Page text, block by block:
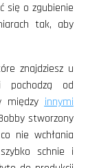
się o zgubienie
tak, aby
znajdziesz u
od
międzyinnymi
stworzony
nie wchłania
schnie i